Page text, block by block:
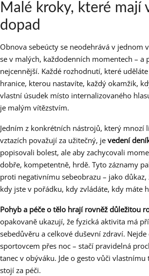
Malé kroky, které mají
dopad
Obnova sebeúcty se neodehrává v jednom
se v malých, každodenních momentech – a
nejcennější. Každé rozhodnutí, které
hranice, kterou nastavíte, každý okamžik,
vlastní úsudek místo internalizovaného
je malým vítězstvím.
Jedním z konkrétních nástrojů, který mnozí
vztazích považují za užitečný, je vedení
popisovali bolest, ale aby zachycovali
dobře, kompetentně, hrdě. Tyto záznamy
proti negativnímu sebeobrazu – jako důkaz,
kdy jste v pořádku, kdy zvládáte, kdy máte
Pohyb a péče o tělo hrají rovněž důležitou
opakovaně ukazují, že fyzická aktivita má
sebedůvěru a celkové duševní zdraví. Nejde
sportovcem přes noc – stačí pravidelná
tanec v obýváku. Jde o gesto vůči
stojí za péči.